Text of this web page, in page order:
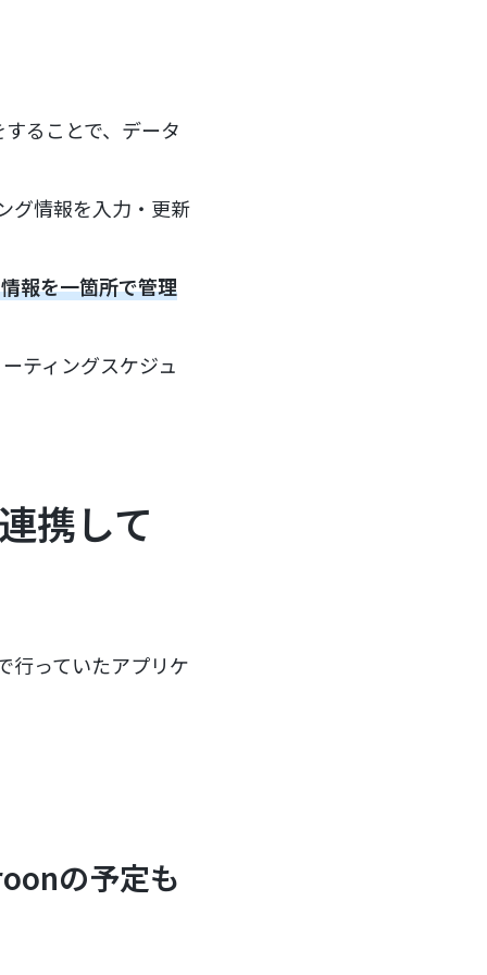
ることで、データ
グ情報を入力・更新
報を一箇所で管理
ティングスケジュ
携して
行っていたアプリケ
の予定も